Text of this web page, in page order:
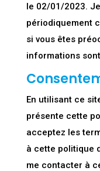
le 02/01/2023.
périodiquement
si vous êtes
informations
En utilisant ce
présente cette
acceptez les
à cette politique
me contacter à